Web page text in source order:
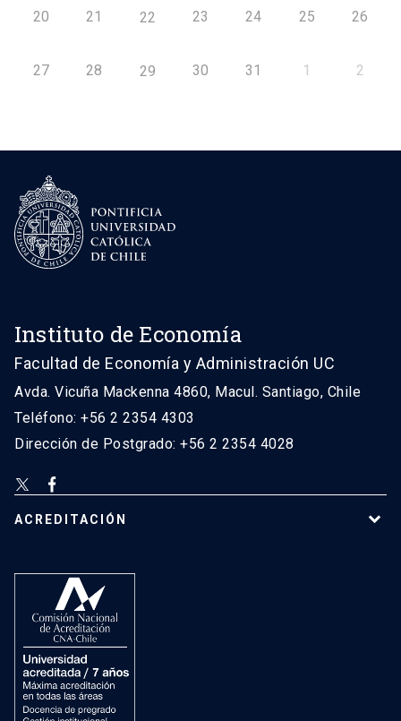
20 21 22 23 24 25 26
27 28 29 30 31 1 2
Instituto de Economía
Facultad de Economía y Administración UC
Avda. Vicuña Mackenna 4860, Macul. Santiago, Chile
Teléfono: +56 2 2354 4303
Dirección de Postgrado: +56 2 2354 4028
ACREDITACIÓN